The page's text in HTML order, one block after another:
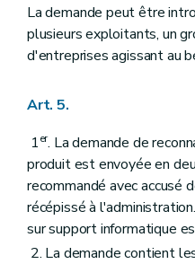
La demande peut être
plusieurs exploitants, un
d'entreprises agissant au
Art. 5.
1er. La demande de
produit est envoyée en
recommandé avec accusé
récépissé à
sur support informatique
2. La demande contient